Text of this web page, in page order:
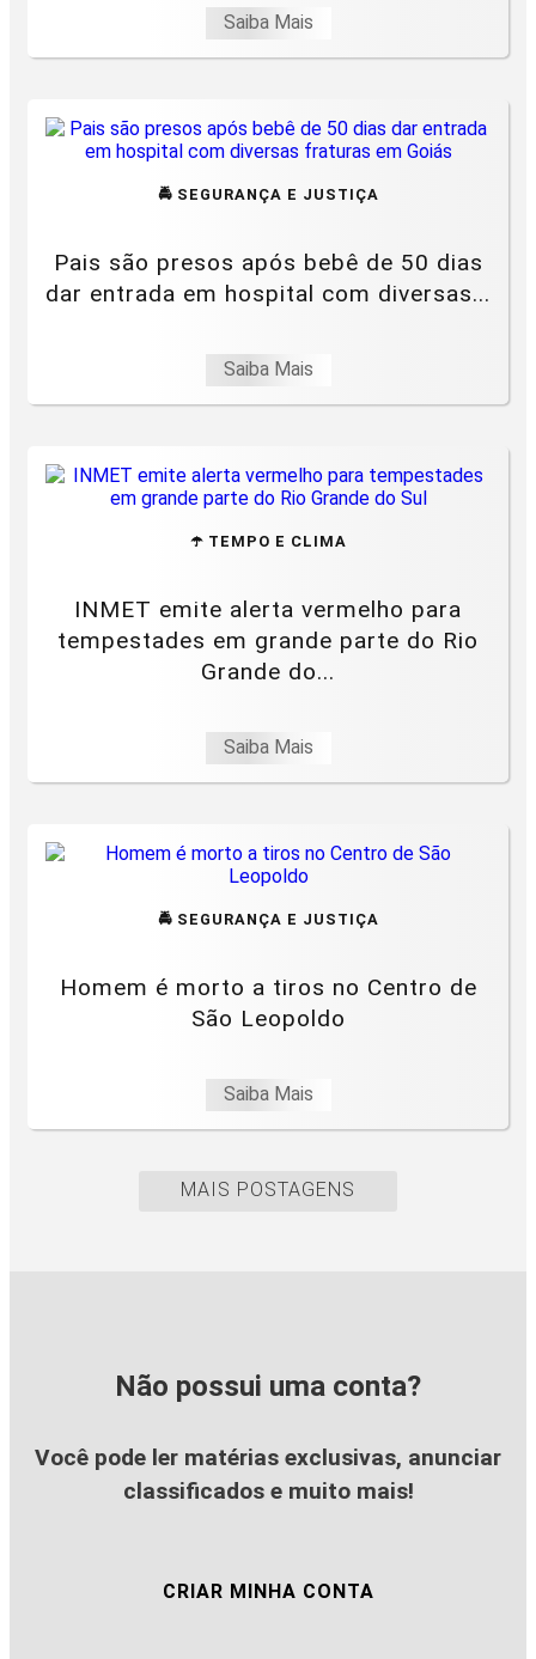
Saiba Mais
🚔 SEGURANÇA E JUSTIÇA
Pais são presos após bebê de 50 dias
dar entrada em hospital com diversas...
Saiba Mais
☂️ TEMPO E CLIMA
INMET emite alerta vermelho para
tempestades em grande parte do Rio
Grande do...
Saiba Mais
🚔 SEGURANÇA E JUSTIÇA
Homem é morto a tiros no Centro de
São Leopoldo
Saiba Mais
MAIS POSTAGENS
Não possui uma conta?
Você pode ler matérias exclusivas, anunciar
classificados e muito mais!
CRIAR MINHA CONTA